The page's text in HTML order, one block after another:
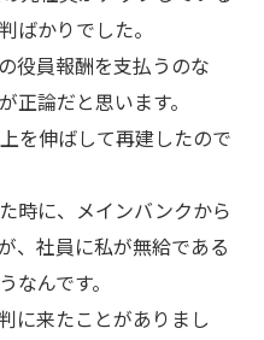
ばかりでした。
役員報酬を支払うのな
正論だと思います。
を伸ばして再建したので
時に、メインバンクから
、社員に私が無給である
なんです。
に来たことがありまし